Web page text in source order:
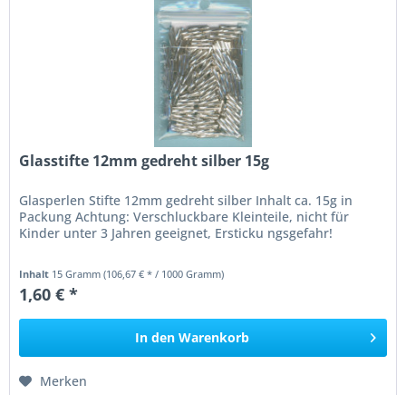
Glasstifte 12mm gedreht silber 15g
Glasperlen Stifte 12mm gedreht silber Inhalt ca. 15g in
Packung Achtung: Verschluckbare Kleinteile, nicht für
Kinder unter 3 Jahren geeignet, Ersticku ngsgefahr!
Inhalt 15 Gramm(106,67 € * / 1000 Gramm)
1,60 € *
In den Warenkorb
Merken